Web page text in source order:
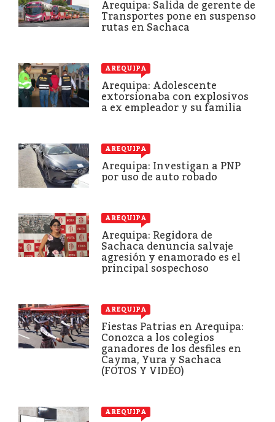
Arequipa: Salida de gerente de
Transportes pone en suspenso
rutas en Sachaca
AREQUIPA
Arequipa: Adolescente
extorsionaba con explosivos
a ex empleador y su familia
AREQUIPA
Arequipa: Investigan a PNP
por uso de auto robado
AREQUIPA
Arequipa: Regidora de
Sachaca denuncia salvaje
agresión y enamorado es el
principal sospechoso
AREQUIPA
Fiestas Patrias en Arequipa:
Conozca a los colegios
ganadores de los desfiles en
Cayma, Yura y Sachaca
(FOTOS Y VIDEO)
AREQUIPA